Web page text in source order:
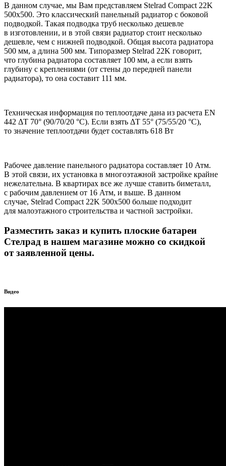
В данном случае, мы Вам представляем Stelrad Compact 22K
500х500. Это классический панельный радиатор с боковой
подводкой. Такая подводка труб несколько дешевле
в изготовлении, и в этой связи радиатор стоит несколько
дешевле, чем с нижней подводкой. Общая высота радиатора
500 мм, а длина 500 мм. Типоразмер Stelrad 22K говорит,
что глубина радиатора составляет 100 мм, а если взять
глубину с креплениями (от стены до передней панели
радиатора), то она составит 111 мм.
Техническая информация по теплоотдаче дана из расчета EN
442 ΔT 70° (90/70/20 °C). Если взять ΔT 55° (75/55/20 °C),
то значение теплоотдачи будет составлять 618 Вт
Рабочее давление панельного радиатора составляет 10 Атм.
В этой связи, их установка в многоэтажной застройке крайне
нежелательна. В квартирах все же лучше ставить биметалл,
с рабочим давлением от 16 Атм, и выше. В данном
случае, Stelrad Compact 22K 500х500 больше подходит
для малоэтажного строительства и частной застройки.
Разместить заказ и купить плоские батареи
Стелрад в нашем магазине можно со скидкой
от заявленной цены.
Видео